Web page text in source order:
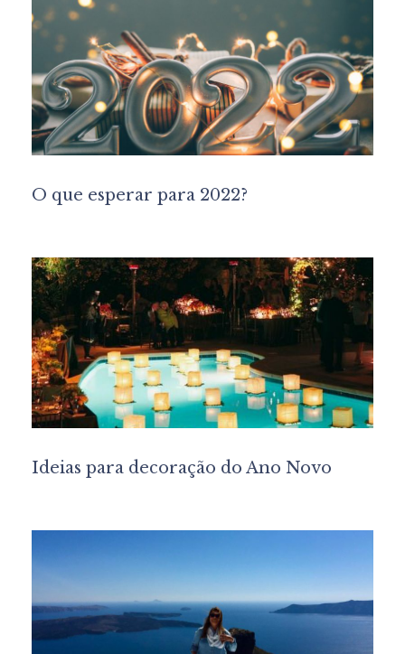
O que esperar para 2022?
Ideias para decoração do Ano Novo